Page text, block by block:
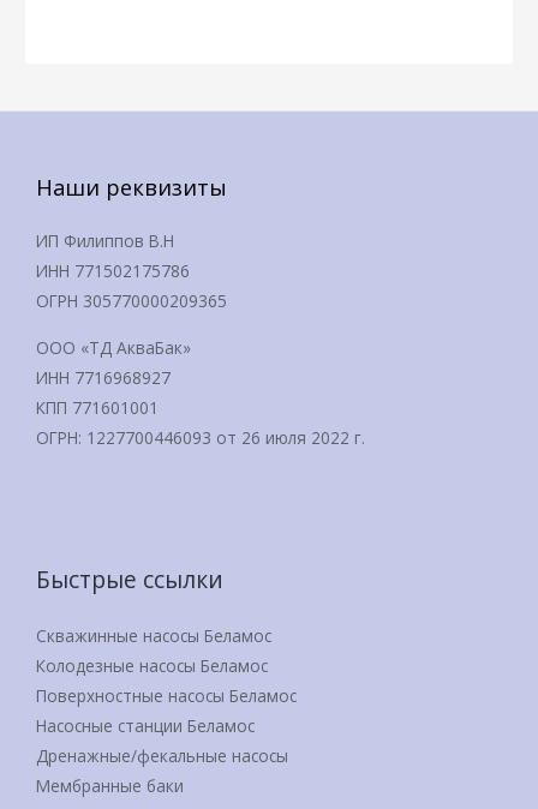
Наши реквизиты
ИП Филиппов В.Н
ИНН 771502175786
ОГРН 305770000209365
ООО «ТД АкваБак»
ИНН 7716968927
КПП 771601001
ОГРН: 1227700446093 от 26 июля 2022 г.
Быстрые ссылки
Скважинные насосы Беламос
Колодезные насосы Беламос
Поверхностные насосы Беламос
Насосные станции Беламос
Дренажные/фекальные насосы
Мембранные баки